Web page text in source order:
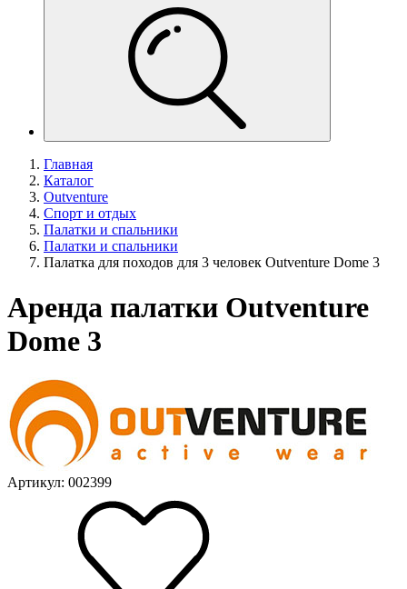
Главная
Каталог
Outventure
Спорт и отдых
Палатки и спальники
Палатки и спальники
Палатка для походов для 3 человек Outventure Dome 3
Аренда палатки Outventure
Dome 3
Артикул: 002399